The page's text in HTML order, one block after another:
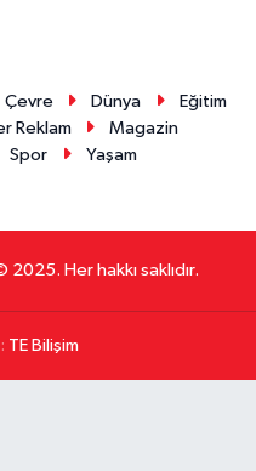
Çevre Dünya
Eğitim
Reklam
Magazin
Spor Yaşam
Her hakkı saklıdır.
TE Bilişim